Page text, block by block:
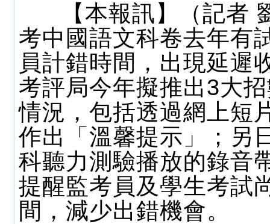
【本報訊】（記者
考中國語文科卷去年有
員計錯時間，出現延遲
考評局今年擬推出3大
情況，包括透過網上短
作出「溫馨提示」；另
科聽力測驗播放的錄音
提醒監考員及學生考試
間，減少出錯機會。